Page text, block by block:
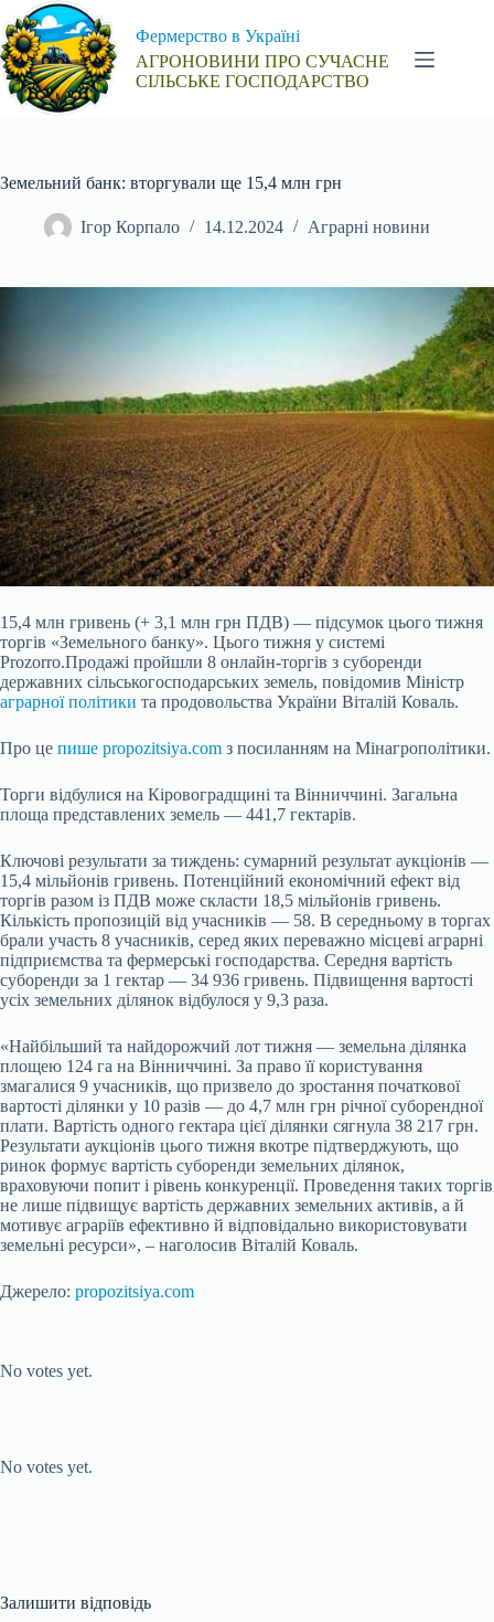
Перейти
до
вмісту
Фермерство в Україні
АГРОНОВИНИ ПРО СУЧАСНЕ
СІЛЬСЬКЕ ГОСПОДАРСТВО
Земельний банк: вторгували ще 15,4 млн грн
Ігор Корпало 14.12.2024 Аграрні новини
15,4 млн гривень (+ 3,1 млн грн ПДВ) — підсумок цього тижня
торгів «Земельного банку». Цього тижня у системі
Prozorro.Продажі пройшли 8 онлайн-торгів з суборенди
державних сільськогосподарських земель, повідомив Міністр
аграрної політики та продовольства України Віталій Коваль.
Про це пише propozitsiya.com з посиланням на Мінагрополітики.
Торги відбулися на Кіровоградщині та Вінниччині. Загальна
площа представлених земель — 441,7 гектарів.
Ключові результати за тиждень: сумарний результат аукціонів —
15,4 мільйонів гривень. Потенційний економічний ефект від
торгів разом із ПДВ може скласти 18,5 мільйонів гривень.
Кількість пропозицій від учасників — 58. В середньому в торгах
брали участь 8 учасників, серед яких переважно місцеві аграрні
підприємства та фермерські господарства. Середня вартість
суборенди за 1 гектар — 34 936 гривень. Підвищення вартості
усіх земельних ділянок відбулося у 9,3 раза.
«Найбільший та найдорожчий лот тижня — земельна ділянка
площею 124 га на Вінниччині. За право її користування
змагалися 9 учасників, що призвело до зростання початкової
вартості ділянки у 10 разів — до 4,7 млн грн річної суборендної
плати. Вартість одного гектара цієї ділянки сягнула 38 217 грн.
Результати аукціонів цього тижня вкотре підтверджують, що
ринок формує вартість суборенди земельних ділянок,
враховуючи попит і рівень конкуренції. Проведення таких торгів
не лише підвищує вартість державних земельних активів, а й
мотивує аграріїв ефективно й відповідально використовувати
земельні ресурси», – наголосив Віталій Коваль.
Джерело: propozitsiya.com
No votes yet.
No votes yet.
Залишити відповідь